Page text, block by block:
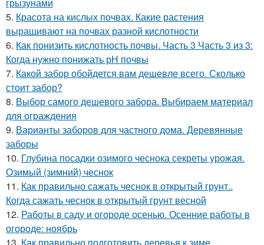
грызунами
5. Красота на кислых почвах. Какие растения
выращивают на почвах разной кислотности
6. Как понизить кислотность почвы. Часть 3 Часть 3 из 3:
Когда нужно понижать рН почвы
7. Какой забор обойдется вам дешевле всего. Сколько
стоит забор?
8. Выбор самого дешевого забора. Выбираем материал
для ограждения
9. Варианты заборов для частного дома. Деревянные
заборы
10. Глубина посадки озимого чеснока секреты урожая.
Озимый (зимний) чеснок
11. Как правильно сажать чеснок в открытый грунт..
Когда сажать чеснок в открытый грунт весной
12. Работы в саду и огороде осенью. Осенние работы в
огороде: ноябрь